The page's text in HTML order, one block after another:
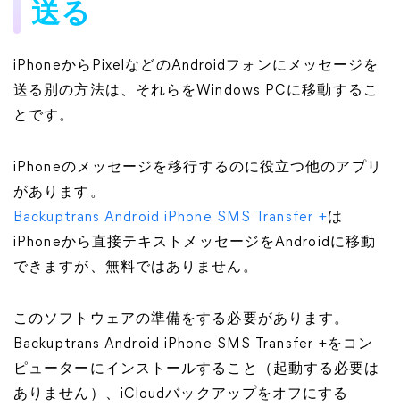
送る
iPhoneからPixelなどのAndroidフォンにメッセージを
送る別の方法は、それらをWindows PCに移動するこ
とです。
iPhoneのメッセージを移行するのに役立つ他のアプリ
があります。
Backuptrans Android iPhone SMS Transfer +は
iPhoneから直接テキストメッセージをAndroidに移動
できますが、無料ではありません。
このソフトウェアの準備をする必要があります。
Backuptrans Android iPhone SMS Transfer +をコン
ピューターにインストールすること（起動する必要は
ありません）、iCloudバックアップをオフにする